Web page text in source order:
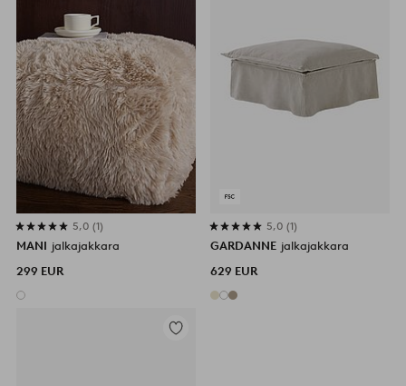
5,0 1
MANI jalkajakkara
299 EUR
5,0 1
GARDANNE jalkajakkara
629 EUR
Lisää